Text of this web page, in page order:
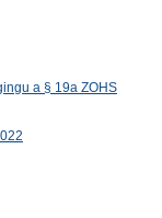
a § 19a ZOHS